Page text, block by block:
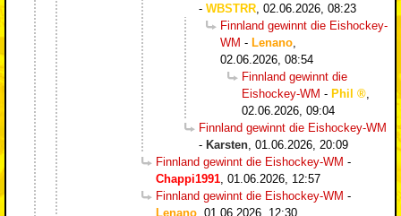
- WBSTRR 02.06.2026, 08:23
Finnland gewinnt die Eishockey-
WM - Lenano
02.06.2026, 08:54
Finnland gewinnt die
Eishockey-WM - Phil
02.06.2026, 09:04
Finnland gewinnt die Eishockey-WM
- Karsten 01.06.2026, 20:09
Finnland gewinnt die Eishockey-WM -
Chappi1991 01.06.2026, 12:57
Finnland gewinnt die Eishockey-WM -
Lenano 01.06.2026, 12:30